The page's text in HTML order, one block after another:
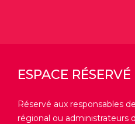
ESPACE RÉSERVÉ
Réservé aux responsables
régional ou administrateurs